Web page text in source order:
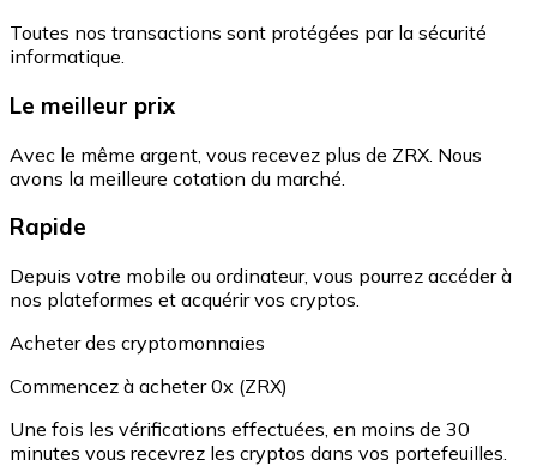
Toutes nos transactions sont protégées par la sécurité
informatique.
Le meilleur prix
Avec le même argent, vous recevez plus de ZRX. Nous
avons la meilleure cotation du marché.
Rapide
Depuis votre mobile ou ordinateur, vous pourrez accéder à
nos plateformes et acquérir vos cryptos.
Acheter des cryptomonnaies
Commencez à acheter 0x (ZRX)
Une fois les vérifications effectuées, en moins de 30
minutes vous recevrez les cryptos dans vos portefeuilles.